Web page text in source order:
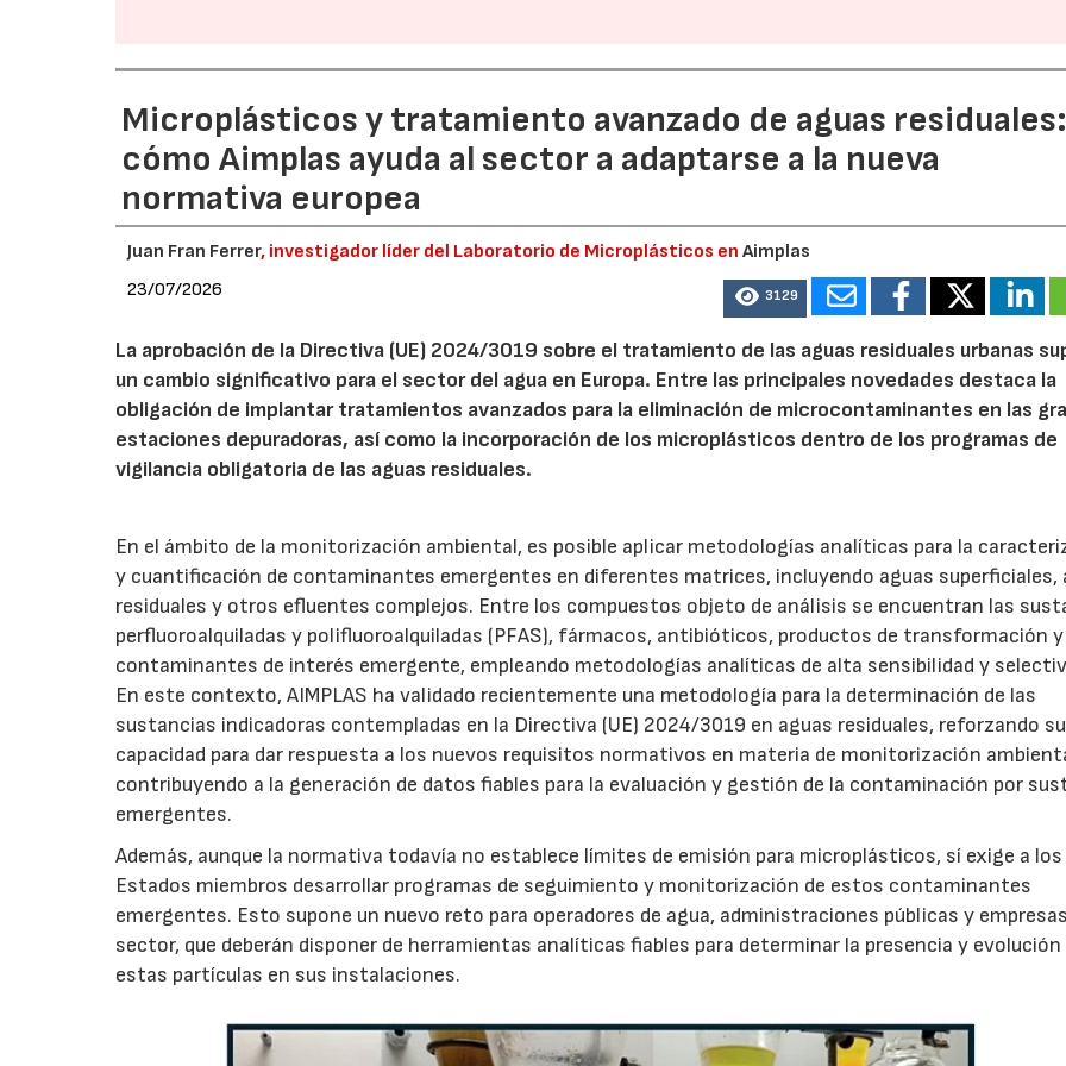
Microplásticos y tratamiento avanzado de aguas residuales:
cómo Aimplas ayuda al sector a adaptarse a la nueva
normativa europea
Juan Fran Ferrer, investigador líder del Laboratorio de Microplásticos enAimplas
23/07/2026
3129
La aprobación de la Directiva (UE) 2024/3019 sobre el tratamiento de las aguas residuales urbanas
un cambio significativo para el sector del agua en Europa. Entre las principales novedades destaca la
obligación de implantar tratamientos avanzados para la eliminación de microcontaminantes en las
estaciones depuradoras, así como la incorporación de los microplásticos dentro de los programas de
vigilancia obligatoria de las aguas residuales.
En el ámbito de la monitorización ambiental, es posible aplicar metodologías analíticas para la
y cuantificación de contaminantes emergentes en diferentes matrices, incluyendo aguas superficiales,
residuales y otros efluentes complejos. Entre los compuestos objeto de análisis se encuentran las
perfluoroalquiladas y polifluoroalquiladas (PFAS), fármacos, antibióticos, productos de transformación
contaminantes de interés emergente, empleando metodologías analíticas de alta sensibilidad y
En este contexto, AIMPLAS ha validado recientemente una metodología para la determinación de las
sustancias indicadoras contempladas en la Directiva (UE) 2024/3019 en aguas residuales, reforzando su
capacidad para dar respuesta a los nuevos requisitos normativos en materia de monitorización
contribuyendo a la generación de datos fiables para la evaluación y gestión de la contaminación por
emergentes.
Además, aunque la normativa todavía no establece límites de emisión para microplásticos, sí exige a los
Estados miembros desarrollar programas de seguimiento y monitorización de estos contaminantes
emergentes. Esto supone un nuevo reto para operadores de agua, administraciones públicas y
sector, que deberán disponer de herramientas analíticas fiables para determinar la presencia y evolución
estas partículas en sus instalaciones.